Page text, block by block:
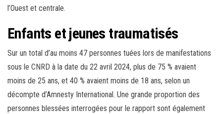
l’Ouest et centrale.
Enfants et jeunes traumatisés
Sur un total d’au moins 47 personnes tuées lors de manifestations
sous le CNRD à la date du 22 avril 2024, plus de 75 % avaient
moins de 25 ans, et 40 % avaient moins de 18 ans, selon un
décompte d’Amnesty International. Une grande proportion des
personnes blessées interrogées pour le rapport sont également